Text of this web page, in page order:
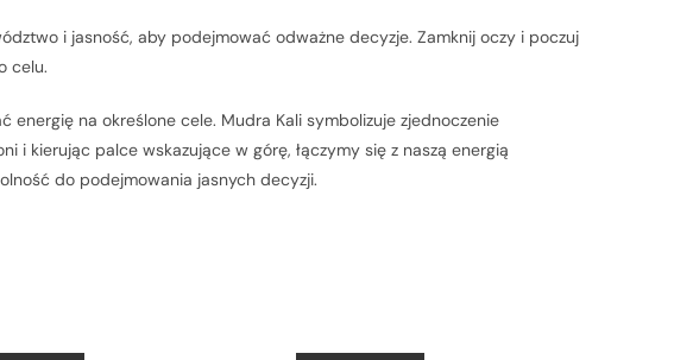
i jasność, aby podejmować odważne decyzje. Zamknij oczy i poczuj
celu.
energię na określone cele. Mudra Kali symbolizuje zjednoczenie
i kierując palce wskazujące w górę, łączymy się z naszą energią
do podejmowania jasnych decyzji.